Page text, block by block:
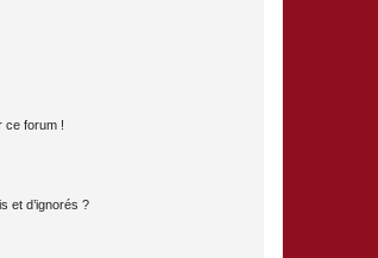
ce forum !
et d’ignorés ?